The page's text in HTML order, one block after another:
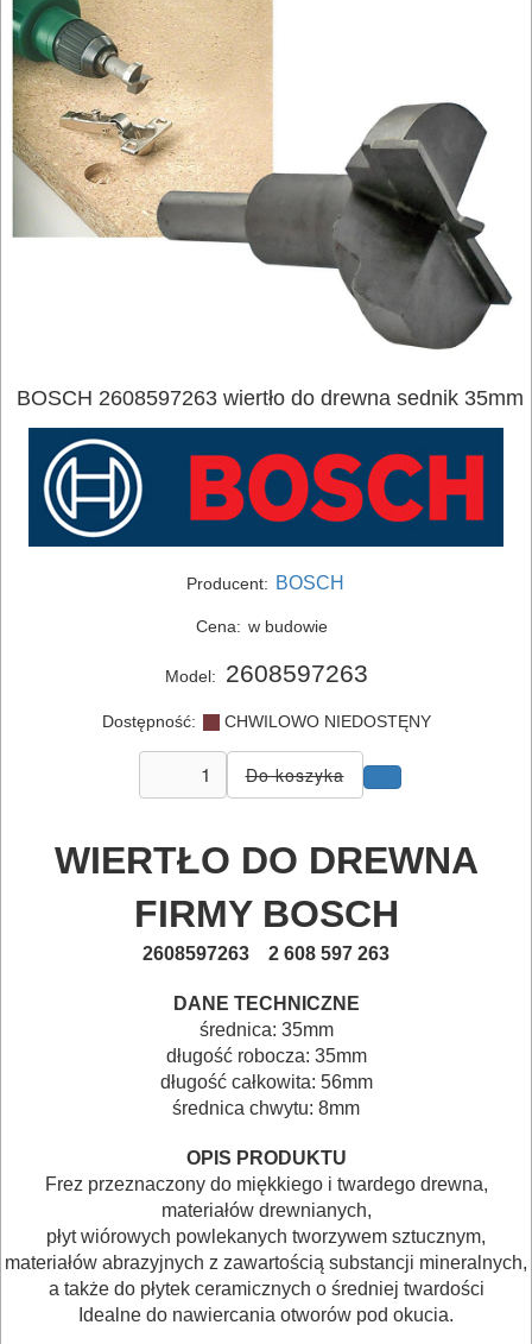
ELEKTRONARZĘDZIA
AKUMULATOROWE
OSPRZĘT
ELEKTRONARZĘDZI
Zestawy
osprzętowe
BETONU
DREWNA
Do
gwoździarek
Do
kluczy
BOSCH 2608597263 wiertło do drewna sednik 35mm
Producent: BOSCH
Cena: w budowie
Model: 2608597263
Dostępność: CHWILOWO NIEDOSTĘNY
WIERTŁO DO DREWNA
FIRMY BOSCH
2608597263 2 608 597 263
DANE TECHNICZNE
średnica: 35mm
długość robocza: 35mm
długość całkowita: 56mm
średnica chwytu: 8mm
OPIS PRODUKTU
Frez przeznaczony do miękkiego i twardego drewna,
materiałów drewnianych,
płyt wiórowych powlekanych tworzywem sztucznym,
materiałów abrazyjnych z zawartością substancji mineralnych,
a także do płytek ceramicznych o średniej twardości
Idealne do nawiercania otworów pod okucia.